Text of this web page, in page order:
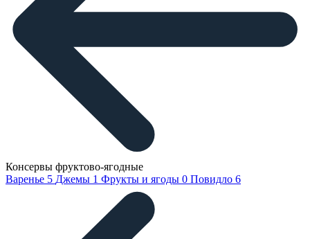
Консервы фруктово-ягодные
Варенье 5 Джемы 1 Фрукты и ягоды 0 Повидло 6